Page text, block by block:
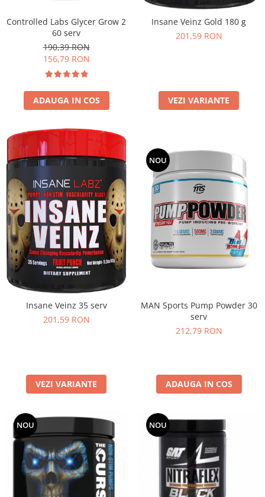
Universal
Controlled Labs Glycer Grow 2
60 serv
190,39 RON
156,79 RON
ADAUGA IN COS
Insane Veinz Gold 180 g
201,59 RON
VEZI VARIANTE
Insane Veinz 35 serv
201,59 RON
VEZI VARIANTE
NOU
MAN Sports Pump Powder 30
serv
212,79 RON
ADAUGA IN COS
NOU NOU